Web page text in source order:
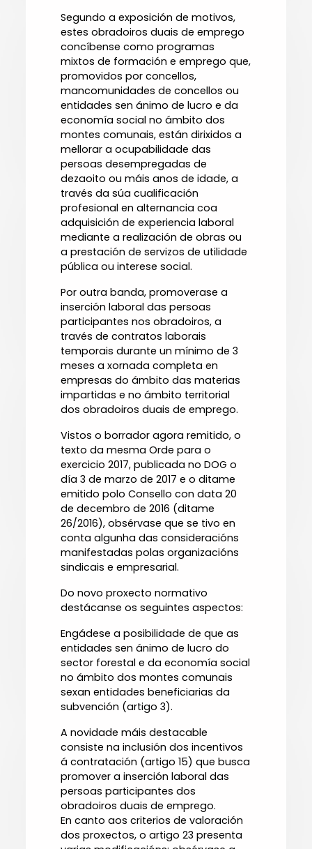
Segundo a exposición de motivos,
estes obradoiros duais de emprego
concíbense como programas
mixtos de formación e emprego que,
promovidos por concellos,
mancomunidades de concellos ou
entidades sen ánimo de lucro e da
economía social no ámbito dos
montes comunais, están dirixidos a
mellorar a ocupabilidade das
persoas desempregadas de
dezaoito ou máis anos de idade, a
través da súa cualificación
profesional en alternancia coa
adquisición de experiencia laboral
mediante a realización de obras ou
a prestación de servizos de utilidade
pública ou interese social.
Por outra banda, promoverase a
inserción laboral das persoas
participantes nos obradoiros, a
través de contratos laborais
temporais durante un mínimo de 3
meses a xornada completa en
empresas do ámbito das materias
impartidas e no ámbito territorial
dos obradoiros duais de emprego.
Vistos o borrador agora remitido, o
texto da mesma Orde para o
exercicio 2017, publicada no DOG o
día 3 de marzo de 2017 e o ditame
emitido polo Consello con data 20
de decembro de 2016 (ditame
26/2016), obsérvase que se tivo en
conta algunha das consideracións
manifestadas polas organizacións
sindicais e empresarial.
Do novo proxecto normativo
destácanse os seguintes aspectos:
Engádese a posibilidade de que as
entidades sen ánimo de lucro do
sector forestal e da economía social
no ámbito dos montes comunais
sexan entidades beneficiarias da
subvención (artigo 3).
A novidade máis destacable
consiste na inclusión dos incentivos
á contratación (artigo 15) que busca
promover a inserción laboral das
persoas participantes dos
obradoiros duais de emprego.
En canto aos criterios de valoración
dos proxectos, o artigo 23 presenta